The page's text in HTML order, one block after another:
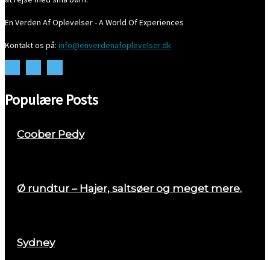
En Verden Af Oplevelser - A World Of Experiences
Kontakt os på: info@enverdenafoplevelser.dk
Populære Posts
Coober Pedy
Ø rundtur – Hajer, saltsøer og meget mere.
Sydney